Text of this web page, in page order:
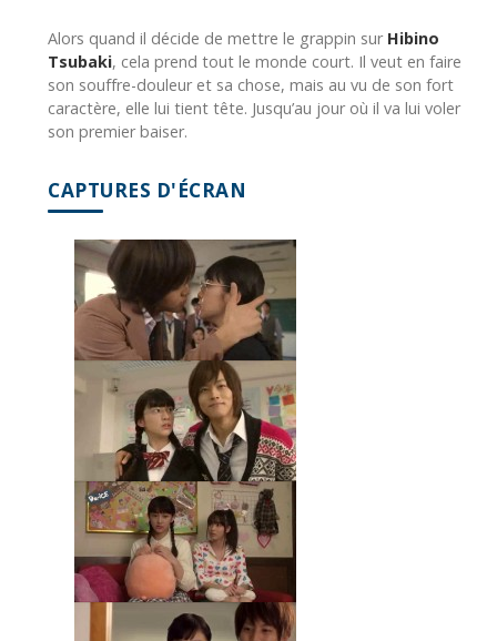
Alors quand il décide de mettre le grappin sur Hibino
Tsubaki, cela prend tout le monde court. Il veut en faire
son souffre-douleur et sa chose, mais au vu de son fort
caractère, elle lui tient tête. Jusqu’au jour où il va lui voler
son premier baiser.
CAPTURES D'ÉCRAN